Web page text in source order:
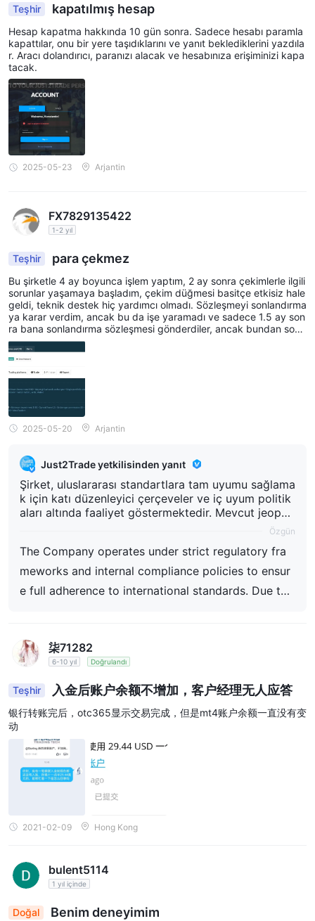
Teşhir kapatılmış hesap
Hesap kapatma hakkında 10 gün sonra. Sadece hesabı paramla
kapattılar, onu bir yere taşıdıklarını ve yanıt beklediklerini yazdıla
r. Aracı dolandırıcı, paranızı alacak ve hesabınıza erişiminizi kapa
tacak.
2025-05-23 Arjantin
FX7829135422
1-2 yıl
Teşhir para çekmez
Bu şirketle 4 ay boyunca işlem yaptım, 2 ay sonra çekimlerle ilgili
sorunlar yaşamaya başladım, çekim düğmesi basitçe etkisiz hale
geldi, teknik destek hiç yardımcı olmadı. Sözleşmeyi sonlandırma
ya karar verdim, ancak bu da işe yaramadı ve sadece 1.5 ay son
ra bana sonlandırma sözleşmesi gönderdiler, ancak bundan sonr
a bile çekim düğmesi etkisiz hâlde ve şirket hiçbir cevap vermiy
or.
2025-05-20 Arjantin
Just2Trade yetkilisinden yanıt
Şirket, uluslararası standartlara tam uyumu sağlama
k için katı düzenleyici çerçeveler ve iç uyum politik
aları altında faaliyet göstermektedir. Mevcut jeopoli
tik gelişmeler ve uluslararası yaptırımlar, özellikle R
usya'yı içeren sınır ötesi işlemleri etkileyenler neden
iyle, USD/EUR cinsinden çekimler kısıtlanmıştır. Bu k
ısıtlamalar Şirket'in kontrolü dışında olup, uygulana
bilir yasalara ve uluslararası düzenlemelere uyum sa
ğlamak amacıyla uygulanmaktadır. Şirket, aşağıdaki
hakkını saklı tutar: - Yanlış veya geçersiz banka vey
a kart bilgilerinin sağlanması; - Yaptırım uygulanan
bir finans kurumuyla ilişkili banka bilgilerinin sağlan
ması, ki bunları düzenlenmiş bir Avrupa brokeri olar
ak yasal olarak işleyemeyiz; - Şirket'in müşterinin y
asal, düzenleyici veya uyum gerekliliklerini ihlal ediy
or olabileceğine dair makul gerekçelere sahip olduğ
u diğer herhangi bir durum, vb.
Özgün
The Company operates under strict regulatory fra
meworks and internal compliance policies to ensur
e full adherence to international standards. Due to
r transactions involving Russia, withdrawals in USD/
EUR are restricted. These restrictions are outside t
he Company's control and are implemented to com
ply with applicable laws and international regulatio
cel any withdrawal request under one or more spec
ific circumstances: - Provision of incorrect or invali
d bank or card details; - Provision of bank details a
ich we are legally unable to process as a regulated
ompany has reasonable grounds to believe the clie
nt may be acting in violation of legal, regulatory, or
compliance requirements, etc.
柒71282
6-10 yıl Doğrulandı
Teşhir 入金后账户余额不增加，客户经理无人应答
银行转账完后，otc365显示交易完成，但是mt4账户余额一直没有变
动
2021-02-09 Hong Kong
bulent5114
1 yıl içinde
Doğal Benim deneyimim